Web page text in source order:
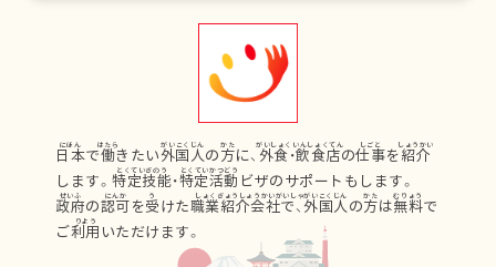
日本で働きたい外国人の方に、 外食 ・飲食店の仕事を紹介
します。特定技能・特定活動 ビザのサポートもします。
政府の認可を受けた職業紹介会社で、 外国人の方は無料で
ご利用 いただけます。